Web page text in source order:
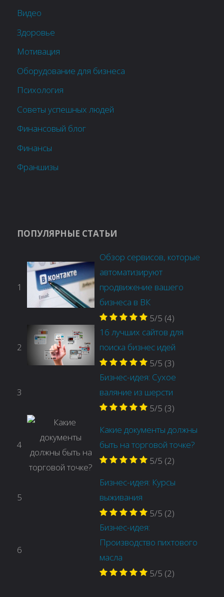
Видео
Здоровье
Мотивация
Оборудование для бизнеса
Психология
Советы успешных людей
Финансовый блог
Финансы
Франшизы
ПОПУЛЯРНЫЕ СТАТЬИ
1
Обзор сервисов, которые
автоматизируют
продвижение вашего
бизнеса в ВК
5/5 (4)
2
16 лучших сайтов для
поиска бизнес идей
5/5 (3)
3
Бизнес-идея: Сухое
валяние из шерсти
5/5 (3)
4
Какие документы должны
быть на торговой точке?
5/5 (2)
5
Бизнес-идея: Курсы
выживания
5/5 (2)
6
Бизнес-идея:
Производство пихтового
масла
5/5 (2)